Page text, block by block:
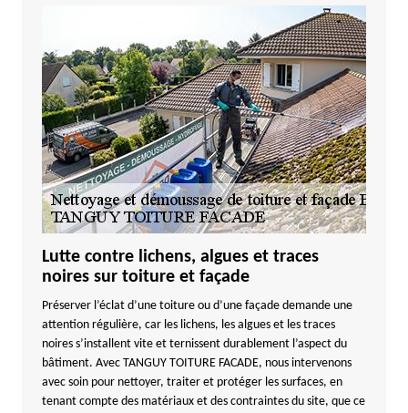
Lutte contre lichens, algues et traces
noires sur toiture et façade
Préserver l’éclat d’une toiture ou d’une façade demande une
attention régulière, car les lichens, les algues et les traces
noires s’installent vite et ternissent durablement l’aspect du
bâtiment. Avec TANGUY TOITURE FACADE, nous intervenons
avec soin pour nettoyer, traiter et protéger les surfaces, en
tenant compte des matériaux et des contraintes du site, que ce